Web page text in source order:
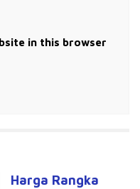
in this browser
Harga Rangka